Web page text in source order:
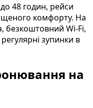
48 годин, рейси
комфорту. На
безкоштовний Wi-Fi,
зупинки в
на